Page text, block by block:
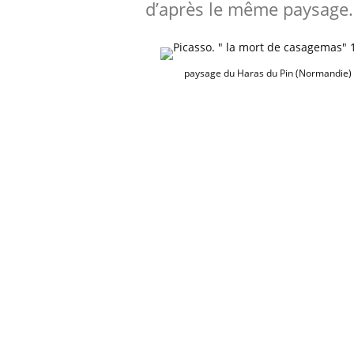
d’après le même paysage.
paysage du Haras du Pin (Normandie)